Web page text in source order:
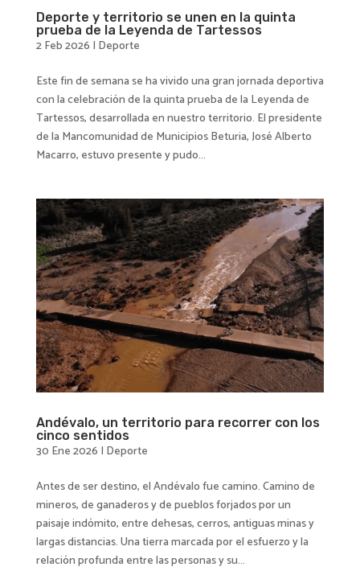
Deporte y territorio se unen en la quinta
prueba de la Leyenda de Tartessos
2 Feb 2026 | Deporte
Este fin de semana se ha vivido una gran jornada deportiva
con la celebración de la quinta prueba de la Leyenda de
Tartessos, desarrollada en nuestro territorio. El presidente
de la Mancomunidad de Municipios Beturia, José Alberto
Macarro, estuvo presente y pudo...
Andévalo, un territorio para recorrer con los
cinco sentidos
30 Ene 2026 | Deporte
Antes de ser destino, el Andévalo fue camino. Camino de
mineros, de ganaderos y de pueblos forjados por un
paisaje indómito, entre dehesas, cerros, antiguas minas y
largas distancias. Una tierra marcada por el esfuerzo y la
relación profunda entre las personas y su...